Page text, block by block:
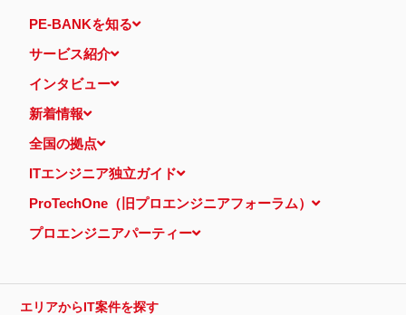
PE-BANKを知る
サービス紹介
インタビュー
新着情報
全国の拠点
ITエンジニア独立ガイド
ProTechOne（旧プロエンジニアフォーラム）
プロエンジニアパーティー
エリアからIT案件を探す